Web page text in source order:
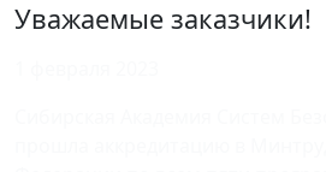
Уважаемые заказчики!